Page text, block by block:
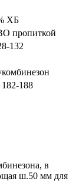
ХБ
пропиткой
132
188
в
ш.50 мм для